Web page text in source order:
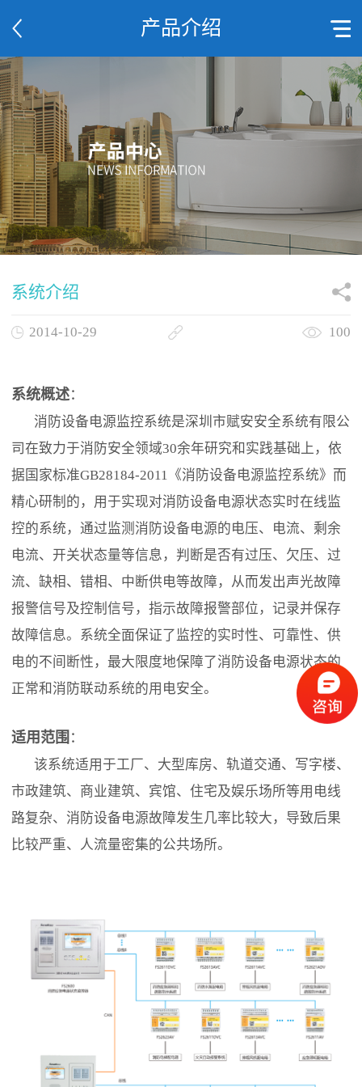
产品介绍
系统介绍
2014-10-29 100
系统概述：
消防设备电源监控系统是深圳市赋安安全系统有限公
司在致力于消防安全领域30余年研究和实践基础上，依
据国家标准GB28184-2011《消防设备电源监控系统》而
精心研制的，用于实现对消防设备电源状态实时在线监
控的系统，通过监测消防设备电源的电压、电流、剩余
电流、开关状态量等信息，判断是否有过压、欠压、过
流、缺相、错相、中断供电等故障，从而发出声光故障
报警信号及控制信号，指示故障报警部位，记录并保存
故障信息。系统全面保证了监控的实时性、可靠性、供
电的不间断性，最大限度地保障了消防设备电源状态的
正常和消防联动系统的用电安全。
适用范围 ：
该系统适用于工厂、大型库房、轨道交通、写字楼、
市政建筑、商业建筑、宾馆、住宅及娱乐场所等用电线
路复杂、消防设备电源故障发生几率比较大，导致后果
比较严重、人流量密集的公共场所。